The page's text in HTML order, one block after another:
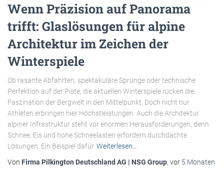
Wenn Präzision auf Panorama
trifft: Glaslösungen für alpine
Architektur im Zeichen der
Winterspiele
Ob rasante Abfahrten, spektakuläre Sprünge oder technische
Perfektion auf der Piste, die aktuellen Winterspiele rücken die
Faszination der Bergwelt in den Mittelpunkt. Doch nicht nur
Athleten erbringen hier Höchstleistungen. Auch die Architektur
alpiner Infrastruktur steht vor enormen Herausforderungen, denn
Schnee, Eis und hohe Schneelasten erfordern durchdachte
Lösungen. Ein Beispiel dafür Weiterlesen…
Von Firma Pilkington Deutschland AG | NSG Group, vor 5 Monaten